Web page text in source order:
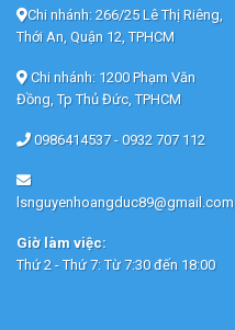
Chi nhánh: 266/25 Lê Thị Riêng,
Thới An, Quận 12, TPHCM
Chi nhánh: 1200 Phạm Văn
Đồng, Tp Thủ Đức, TPHCM
0986414537 - 0932 707 112
lsnguyenhoangduc89@gmail.com
Giờ làm việc:
Thứ 2 - Thứ 7: Từ 7:30 đến 18:00